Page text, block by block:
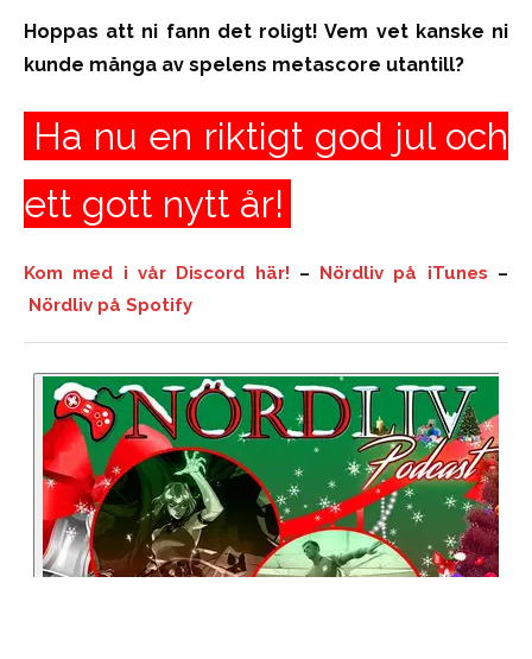
Hoppas att ni fann det roligt! Vem vet kanske ni
kunde många av spelens metascore utantill?
Ha nu en riktigt god jul och
ett gott nytt år!
Kom med i vår Discord här! – Nördliv på iTunes –
Nördliv på Spotify